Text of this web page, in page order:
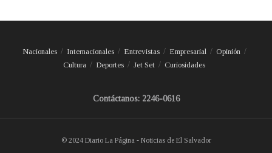
Nacionales Internacionales Entrevistas Empresarial
Opinión
Cultura
Deportes Jet Set Curiosidades
Contáctanos: 2246-0616
© 2024 Diario La Página - Noticias de El Salvador